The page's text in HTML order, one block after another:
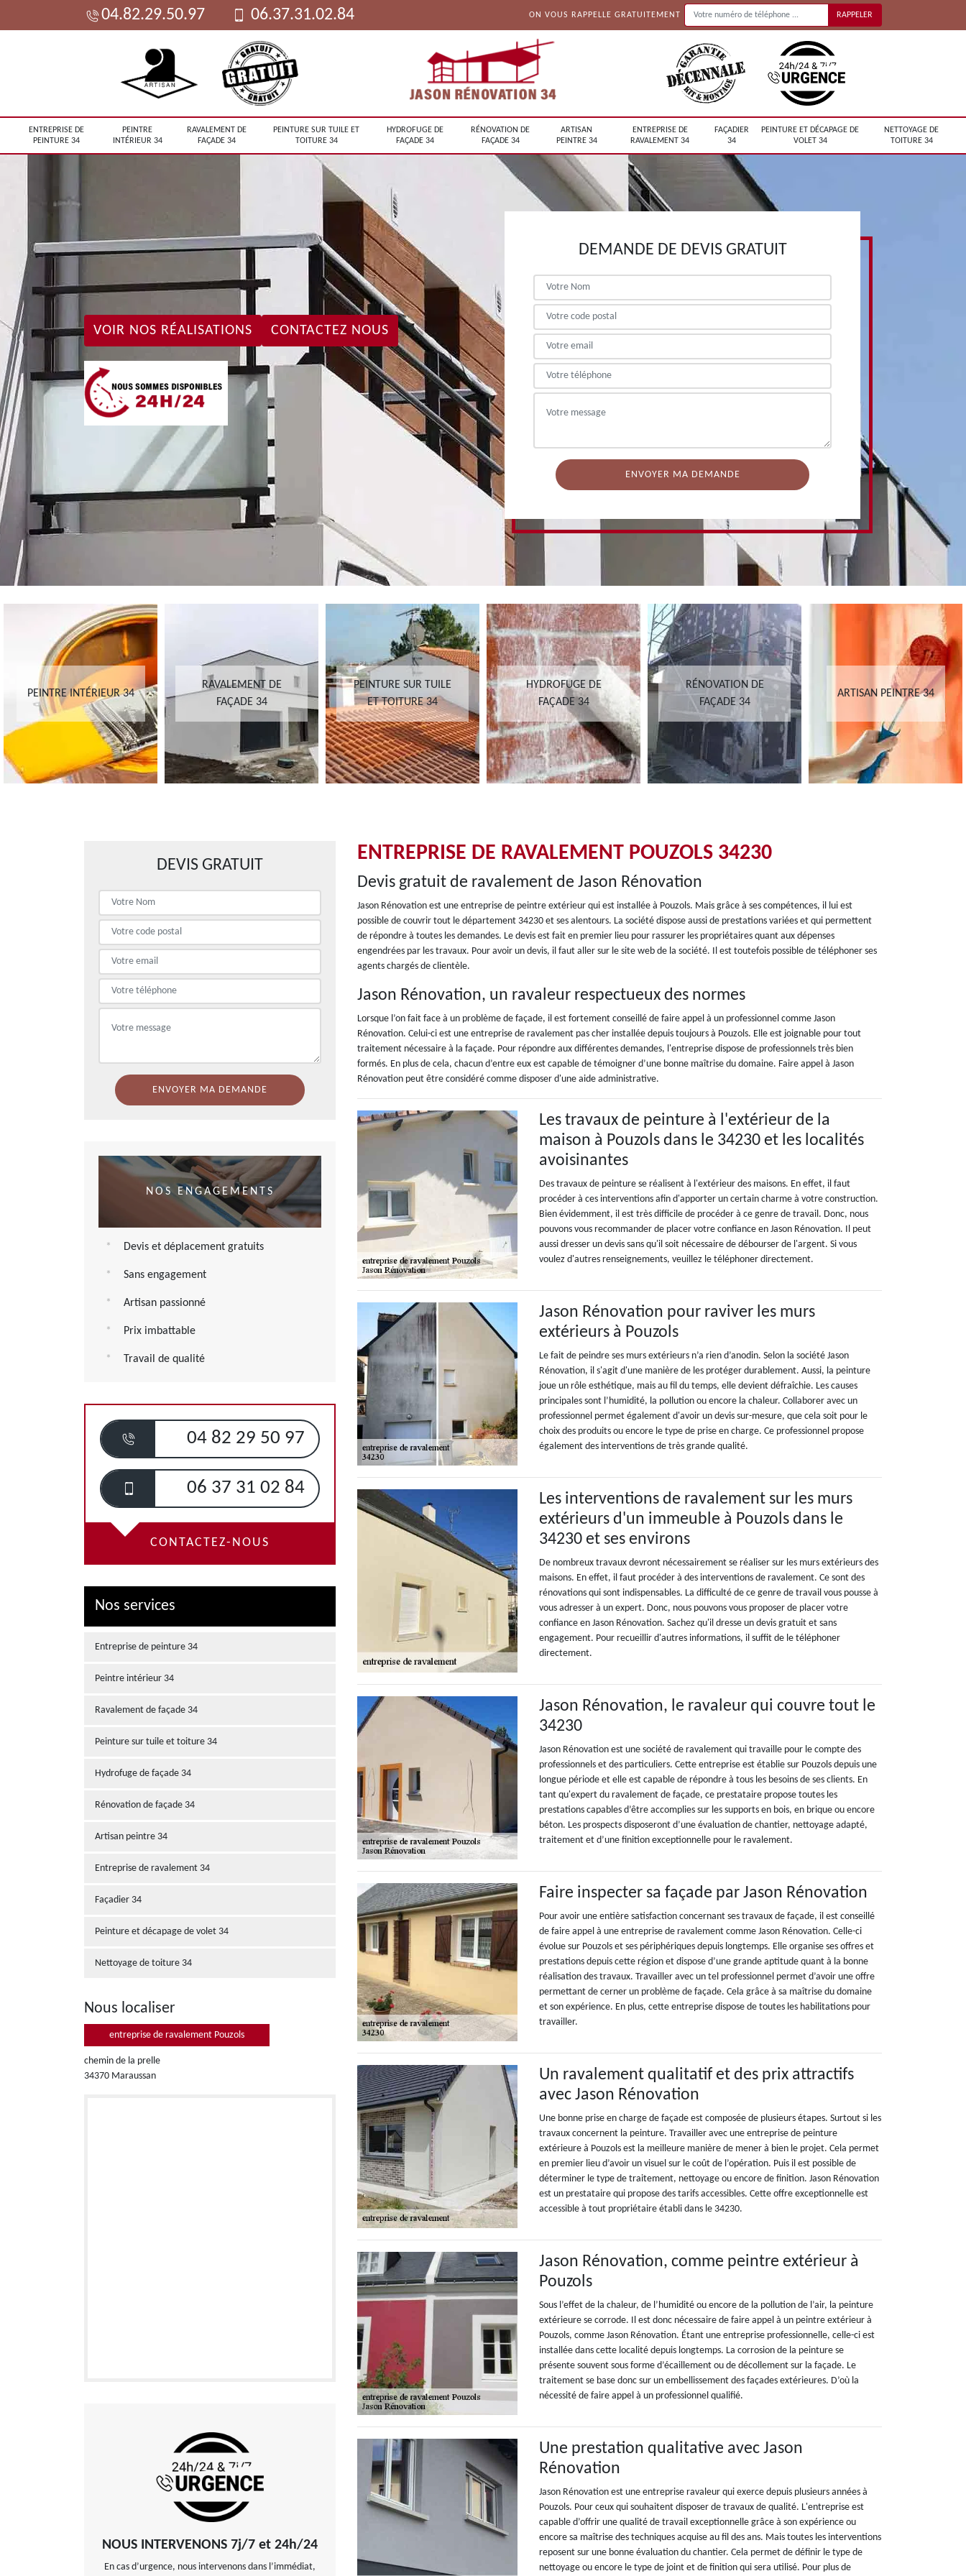
04.82.29.50.97 06.37.31.02.84 ON VOUS RAPPELLE GRATUITEMENT
ENTREPRISE DE
PEINTURE 34
PEINTRE
INTÉRIEUR 34
RAVALEMENT DE
FAÇADE 34
PEINTURE SUR TUILE ET
TOITURE 34
HYDROFUGE DE
FAÇADE 34
RÉNOVATION DE
FAÇADE 34
ARTISAN
PEINTRE 34
ENTREPRISE DE
RAVALEMENT 34
FAÇADIER
34
PEINTURE ET DÉCAPAGE DE
VOLET 34
NETTOYAGE DE
TOITURE 34
VOIR NOS RÉALISATIONS CONTACTEZ NOUS
DEMANDE DE DEVIS GRATUIT
PEINTRE INTÉRIEUR 34
RAVALEMENT DE
FAÇADE 34
PEINTURE SUR TUILE
ET TOITURE 34
HYDROFUGE DE
FAÇADE 34
RÉNOVATION DE
FAÇADE 34
ARTISAN PEINTRE 34
DEVIS GRATUIT
NOS ENGAGEMENTS
Devis et déplacement gratuits
Sans engagement
Artisan passionné
Prix imbattable
Travail de qualité
04 82 29 50 97
06 37 31 02 84
CONTACTEZ-NOUS
Nos services
Entreprise de peinture 34
Peintre intérieur 34
Ravalement de façade 34
Peinture sur tuile et toiture 34
Hydrofuge de façade 34
Rénovation de façade 34
Artisan peintre 34
Entreprise de ravalement 34
Façadier 34
Peinture et décapage de volet 34
Nettoyage de toiture 34
Nous localiser
entreprise de ravalement Pouzols
chemin de la prelle
34370 Maraussan
NOUS INTERVENONS 7j/7 et 24h/24
En cas d’urgence, nous intervenons dans l’immédiat,
ENTREPRISE DE RAVALEMENT POUZOLS 34230
Devis gratuit de ravalement de Jason Rénovation
Jason Rénovation est une entreprise de peintre extérieur qui est installée à Pouzols. Mais grâce à ses compétences, il lui est
possible de couvrir tout le département 34230 et ses alentours. La société dispose aussi de prestations variées et qui permettent
de répondre à toutes les demandes. Le devis est fait en premier lieu pour rassurer les propriétaires quant aux dépenses
engendrées par les travaux. Pour avoir un devis, il faut aller sur le site web de la société. Il est toutefois possible de téléphoner ses
agents chargés de clientèle.
Jason Rénovation, un ravaleur respectueux des normes
Lorsque l’on fait face à un problème de façade, il est fortement conseillé de faire appel à un professionnel comme Jason
Rénovation. Celui-ci est une entreprise de ravalement pas cher installée depuis toujours à Pouzols. Elle est joignable pour tout
traitement nécessaire à la façade. Pour répondre aux différentes demandes, l'entreprise dispose de professionnels très bien
formés. En plus de cela, chacun d’entre eux est capable de témoigner d’une bonne maîtrise du domaine. Faire appel à Jason
Rénovation peut être considéré comme disposer d'une aide administrative.
Les travaux de peinture à l'extérieur de la
maison à Pouzols dans le 34230 et les localités
avoisinantes
Des travaux de peinture se réalisent à l'extérieur des maisons. En effet, il faut
procéder à ces interventions afin d'apporter un certain charme à votre construction.
Bien évidemment, il est très difficile de procéder à ce genre de travail. Donc, nous
pouvons vous recommander de placer votre confiance en Jason Rénovation. Il peut
aussi dresser un devis sans qu'il soit nécessaire de débourser de l'argent. Si vous
voulez d'autres renseignements, veuillez le téléphoner directement.
Jason Rénovation pour raviver les murs
extérieurs à Pouzols
Le fait de peindre ses murs extérieurs n’a rien d’anodin. Selon la société Jason
Rénovation, il s'agit d'une manière de les protéger durablement. Aussi, la peinture
joue un rôle esthétique, mais au fil du temps, elle devient défraîchie. Les causes
principales sont l’humidité, la pollution ou encore la chaleur. Collaborer avec un
professionnel permet également d'avoir un devis sur-mesure, que cela soit pour le
choix des produits ou encore le type de prise en charge. Ce professionnel propose
également des interventions de très grande qualité.
Les interventions de ravalement sur les murs
extérieurs d'un immeuble à Pouzols dans le
34230 et ses environs
De nombreux travaux devront nécessairement se réaliser sur les murs extérieurs des
maisons. En effet, il faut procéder à des interventions de ravalement. Ce sont des
rénovations qui sont indispensables. La difficulté de ce genre de travail vous pousse à
vous adresser à un expert. Donc, nous pouvons vous proposer de placer votre
confiance en Jason Rénovation. Sachez qu'il dresse un devis gratuit et sans
engagement. Pour recueillir d'autres informations, il suffit de le téléphoner
directement.
Jason Rénovation, le ravaleur qui couvre tout le
34230
Jason Rénovation est une société de ravalement qui travaille pour le compte des
professionnels et des particuliers. Cette entreprise est établie sur Pouzols depuis une
longue période et elle est capable de répondre à tous les besoins de ses clients. En
tant qu'expert du ravalement de façade, ce prestataire propose toutes les
prestations capables d’être accomplies sur les supports en bois, en brique ou encore
béton. Les prospects disposeront d’une évaluation de chantier, nettoyage adapté,
traitement et d’une finition exceptionnelle pour le ravalement.
Faire inspecter sa façade par Jason Rénovation
Pour avoir une entière satisfaction concernant ses travaux de façade, il est conseillé
de faire appel à une entreprise de ravalement comme Jason Rénovation. Celle-ci
évolue sur Pouzols et ses périphériques depuis longtemps. Elle organise ses offres et
prestations depuis cette région et dispose d’une grande aptitude quant à la bonne
réalisation des travaux. Travailler avec un tel professionnel permet d’avoir une offre
permettant de cerner un problème de façade. Cela grâce à sa maîtrise du domaine
et son expérience. En plus, cette entreprise dispose de toutes les habilitations pour
travailler.
Un ravalement qualitatif et des prix attractifs
avec Jason Rénovation
Une bonne prise en charge de façade est composée de plusieurs étapes. Surtout si les
travaux concernent la peinture. Travailler avec une entreprise de peinture
extérieure à Pouzols est la meilleure manière de mener à bien le projet. Cela permet
en premier lieu d’avoir un visuel sur le coût de l’opération. Puis il est possible de
déterminer le type de traitement, nettoyage ou encore de finition. Jason Rénovation
est un prestataire qui propose des tarifs accessibles. Cette offre exceptionnelle est
accessible à tout propriétaire établi dans le 34230.
Jason Rénovation, comme peintre extérieur à
Pouzols
Sous l’effet de la chaleur, de l’humidité ou encore de la pollution de l’air, la peinture
extérieure se corrode. Il est donc nécessaire de faire appel à un peintre extérieur à
Pouzols, comme Jason Rénovation. Étant une entreprise professionnelle, celle-ci est
installée dans cette localité depuis longtemps. La corrosion de la peinture se
présente souvent sous forme d’écaillement ou de décollement sur la façade. Le
traitement se base donc sur un embellissement des façades extérieures. D’où la
nécessité de faire appel à un professionnel qualifié.
Une prestation qualitative avec Jason
Rénovation
Jason Rénovation est une entreprise ravaleur qui exerce depuis plusieurs années à
Pouzols. Pour ceux qui souhaitent disposer de travaux de qualité. L'entreprise est
capable d’offrir une qualité de travail exceptionnelle grâce à son expérience ou
encore sa maîtrise des techniques acquise au fil des ans. Mais toutes les interventions
reposent sur une bonne évaluation du chantier. Cela permet de définir le type de
nettoyage ou encore le type de joint et de finition qui sera utilisé. Pour plus de